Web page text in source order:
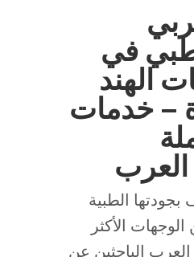
في
الهند
– خدمات
بجودتها الطبية
الوجهات الأكثر
الباحثين عن